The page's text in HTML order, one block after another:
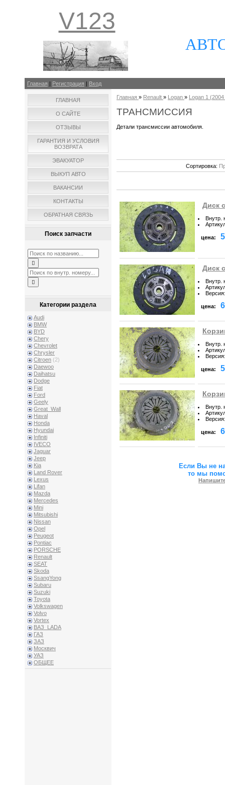
V123
Главная | Регистрация | Вход
ГЛАВНАЯ
О САЙТЕ
ОТЗЫВЫ
ГАРАНТИЯ И УСЛОВИЯ
ВОЗВРАТА
ЭВАКУАТОР
ВЫКУП АВТО
ВАКАНСИИ
КОНТАКТЫ
ОБРАТНАЯ СВЯЗЬ
Поиск запчасти
Категории раздела
Audi
BMW
BYD
Chery
Chevrolet
Chrysler
Citroen (2)
Daewoo
Daihatsu
Dodge
Fiat
Ford
Geely
Great_Wall
Haval
Honda
Hyundai
Infiniti
IVECO
Jaguar
Jeep
Kia
Land Rover
Lexus
Lifan
Mazda
Mercedes
Mini
Mitsubishi
Nissan
Opel
Peugeot
Pontiac
PORSCHE
Renault
SEAT
Skoda
SsangYong
Subaru
Suzuki
Toyota
Volkswagen
Volvo
Vortex
ВАЗ_LADA
ГАЗ
ЗАЗ
Москвич
УАЗ
ОБЩЕЕ
Главная » Renault » Logan » Logan 1 (2004
ТРАНСМИССИЯ
Детали трансмиссии автомобиля.
Сортировка:
Диск
Внутр.
цена:
Диск
Внутр.
Версия:
цена:
Внутр.
Версия:
цена:
Внутр.
Версия:
цена:
Если Вы не
то мы